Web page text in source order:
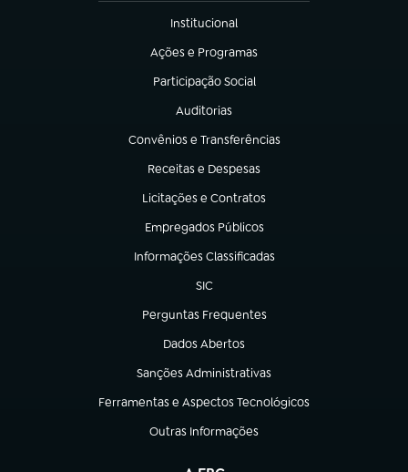
Institucional
(abre em nova aba)
Ações e Programas
(abre em nova aba)
Participação Social
(abre em nova aba)
Auditorias
(abre em nova aba)
Convênios e Transferências
(abre em nova aba)
Receitas e Despesas
(abre em nova aba)
Licitações e Contratos
(abre em nova aba)
Empregados Públicos
(abre em nova aba)
Informações Classificadas
(abre em nova aba)
SIC
(abre em nova aba)
Perguntas Frequentes
(abre em nova aba)
Dados Abertos
(abre em nova aba)
Sanções Administrativas
(abre em nova aba)
Ferramentas e Aspectos Tecnológicos
(abre em nova aba)
Outras Informações
(abre em nova aba)